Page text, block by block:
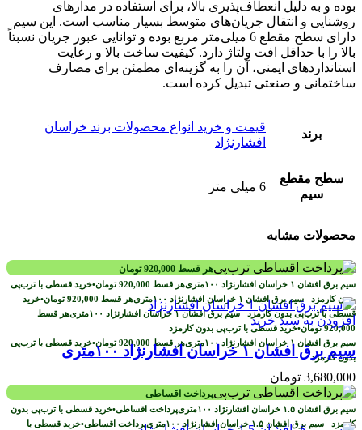
بوده و به دلیل انعطاف‌پذیری بالا، برای استفاده در مدارهای
روشنایی و انتقال جریان‌های متوسط بسیار مناسب است. این سیم
دارای سطح مقطع 6 میلی‌متر مربع بوده و توانایی عبور جریان نسبتاً
بالا را با حداقل افت ولتاژ دارد. کیفیت ساخت بالا و رعایت
استانداردهای ایمنی، آن را به گزینه‌ای مطمئن برای مصارف
ساختمانی و صنعتی تبدیل کرده است.
برند
قیمت و خرید انواع محصولات برند خراسان
افشارنژاد
سطح مقطع
سیم
6 میلی متر
محصولات مشابه
هر قسط 920,000 تومان
هر قسط 920,000 تومان•خرید قسطی با ترب‌پی
بدون کارمزد
هر قسط 920,000 تومان•خرید
قسطی با ترب‌پی بدون کارمزد
هر قسط
920,000 تومان•خرید قسطی با ترب‌پی بدون کارمزد
هر قسط 920,000 تومان•خرید قسطی با ترب‌پی
بدون کارمزد
افزودن به سبد خرید
سیم برق افشان ۱ خراسان افشارنژاد ۱۰۰متری
3,680,000 تومان
پرداخت اقساطی
پرداخت اقساطی•خرید قسطی با ترب‌پی بدون
کارمزد
پرداخت اقساطی•خرید قسطی با